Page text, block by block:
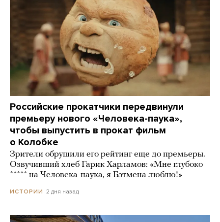
Российские прокатчики передвинули
премьеру нового «Человека-паука»,
чтобы выпустить в прокат фильм
о Колобке
Зрители обрушили его рейтинг еще до премьеры.
Озвучивший хлеб Гарик Харламов: «Мне глубоко
***** на Человека-паука, я Бэтмена люблю!»
ИСТОРИИ 2 дня назад